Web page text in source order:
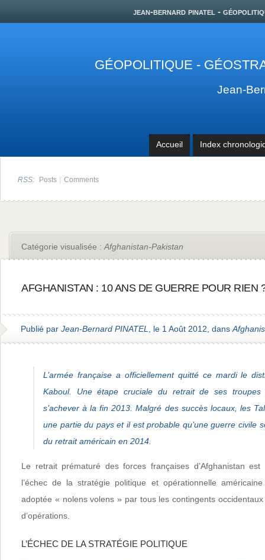
jean-bernard pinatel -
GÉOPOLITIQUE -
Jean-
Accueil Index
RSS: Posts | Comments
Catégorie visualisée : Afghanistan-Pakistan
AFGHANISTAN : 10 ANS DE GUERRE POUR RIEN
Publié par Jean-Bernard PINATEL , le 1 Août 2012, dans
L’armée française a officiellement quitté ce mardi le
Kaboul. Une étape cruciale du retrait de ses troupes
s’achever à la fin 2013. Malgré des succès locaux, les
une partie du pays et il est probable qu’une guerre civile
du retrait américain en 2014.
Le retrait prématuré des forces françaises d’Afghanistan est
l’échec de la stratégie politique et opérationnelle
adoptée « nolens volens » par tous les contingents
d’opérations.
L’ÉCHEC DE LA STRATÉGIE POLITIQUE